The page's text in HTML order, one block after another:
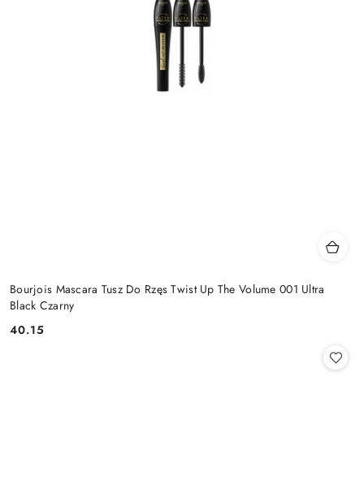
Bourjois Mascara Tusz Do Rzęs Twist Up The Volume 001 Ultra
Black Czarny
Cena:
40.15